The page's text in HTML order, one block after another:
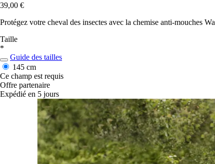
39,00 €
Protégez votre cheval des insectes avec la chemise anti-mouches
Taille
*
Guide des tailles
145 cm
Ce champ est requis
Offre partenaire
Expédié en 5 jours